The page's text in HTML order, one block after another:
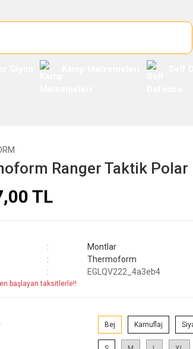
Ranger Taktik Polar
TL
Montlar
Thermoform
EGLQV222_4a3eb4
başlayan taksitlerle!!
Bej Kamuflaj